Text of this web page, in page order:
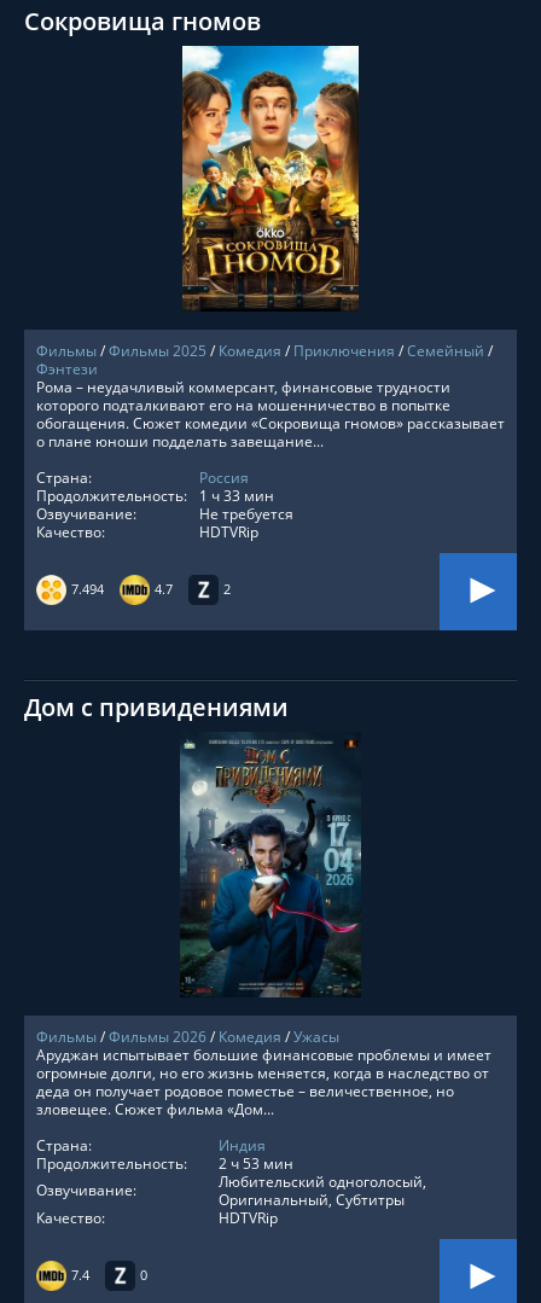
Сокровища гномов
СМОТРЕТЬ ОНЛАЙН
Фильмы/Фильмы 2025 / Комедия / Приключения /Семейный /
Фэнтези
7.494 4.7 2
Рома – неудачливый коммерсант, финансовые трудности
которого подталкивают его на мошенничество в попытке
обогащения. Сюжет комедии «Сокровища гномов» рассказывает
о плане юноши подделать завещание...
Страна:
Россия
Продолжительность:
1 ч 33 мин
Озвучивание:
Не требуется
Качество:
HDTVRip
Дом с привидениями
СМОТРЕТЬ ОНЛАЙН
Фильмы/Фильмы 2026/ Комедия /Ужасы
7.4 0
Аруджан испытывает большие финансовые проблемы и имеет
огромные долги, но его жизнь меняется, когда в наследство от
деда он получает родовое поместье – величественное, но
зловещее. Сюжет фильма «Дом...
Страна:
Индия
Продолжительность:
2 ч 53 мин
Озвучивание:
Любительский одноголосый,
Оригинальный, Субтитры
Качество:
HDTVRip